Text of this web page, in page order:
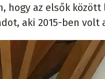
hogy az elsők
aki 2015-ben volt